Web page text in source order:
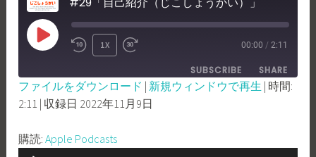
PLAY
REWIND
10
SECONDS
1X
FAST
FORWARD
30
00:00 / 2:11
SUBSCRIBE SHARE
Apple Podcasts
RSS FEED
SHARE
LINK
ファイルをダウンロード | 新規ウィンドウで再生 | 時間:
2:11 | 収録日 2022年11月9日
購読:Apple Podcasts